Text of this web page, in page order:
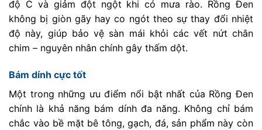
độ C và giảm đột ngột khi có mưa rào. Rồng Đen
không bị giòn gãy hay co ngót theo sự thay đổi nhiệt
độ này, giúp bảo vệ sàn mái khỏi các vết nứt chân
chim – nguyên nhân chính gây thấm dột.
Bám dính cực tốt
Một trong những ưu điểm nổi bật nhất của Rồng Đen
chính là khả năng bám dính đa năng. Không chỉ bám
chắc vào bề mặt bê tông, gạch, đá, sản phẩm này còn